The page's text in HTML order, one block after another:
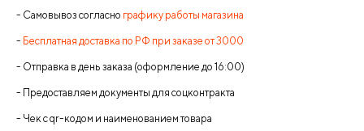
- Самовывоз согласно графику работы магазина
- Бесплатная доставка по РФ при заказе от 3000
- Отправка в день заказа (оформление до 16:00)
- Предоставляем документы для соцконтракта
- Чек с qr-кодом и наименованием товара